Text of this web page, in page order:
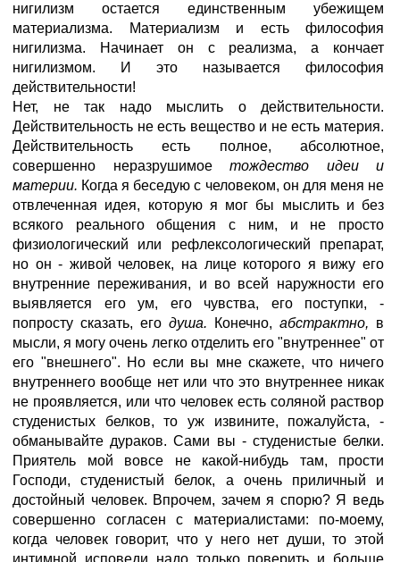
нигилизм остается единственным убежищем
материализма. Материализм и есть философия
нигилизма. Начинает он с реализма, а кончает
нигилизмом. И это называется философия
действительности!
Нет, не так надо мыслить о действительности.
Действительность не есть вещество и не есть материя.
Действительность есть полное, абсолютное,
совершенно неразрушимое тождество идеи и
материи. Когда я беседую с человеком, он для меня не
отвлеченная идея, которую я мог бы мыслить и без
всякого реального общения с ним, и не просто
физиологический или рефлексологический препарат,
но он - живой человек, на лице которого я вижу его
внутренние переживания, и во всей наружности его
выявляется его ум, его чувства, его поступки, -
попросту сказать, его душа. Конечно, абстрактно, в
мысли, я могу очень легко отделить его "внутреннее" от
его "внешнего". Но если вы мне скажете, что ничего
внутреннего вообще нет или что это внутреннее никак
не проявляется, или что человек есть соляной раствор
студенистых белков, то уж извините, пожалуйста, -
обманывайте дураков. Сами вы - студенистые белки.
Приятель мой вовсе не какой-нибудь там, прости
Господи, студенистый белок, а очень приличный и
достойный человек. Впрочем, зачем я спорю? Я ведь
совершенно согласен с материалистами: по-моему,
когда человек говорит, что у него нет души, то этой
интимной исповеди надо только поверить и больше